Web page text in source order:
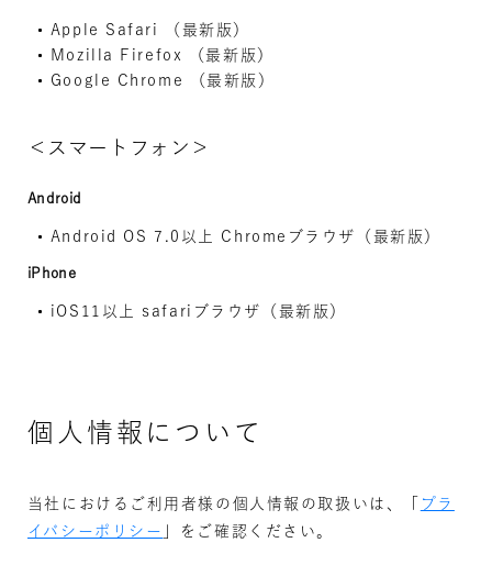
Apple Safari （最新版）
Mozilla Firefox （最新版）
Google Chrome （最新版）
＜スマートフォン＞
Android
Android OS 7.0以上 Chromeブラウザ（最新版）
iPhone
iOS11以上 safariブラウザ（最新版）
個人情報について
当社におけるご利用者様の個人情報の取扱いは、「
プラ
イバシーポリシー 」をご確認ください。